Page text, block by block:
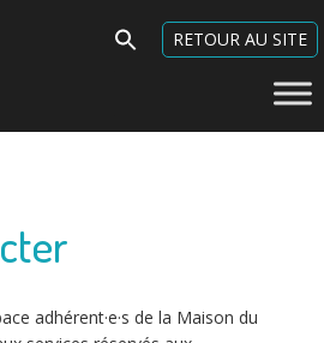
Search
for:
RETOUR AU SITE
adhérent·e·s de la Maison du